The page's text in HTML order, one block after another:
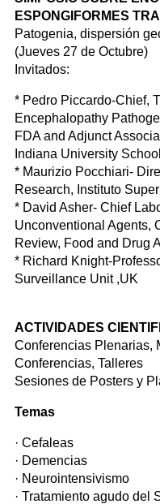
ESPONGIFORMES
Patogenia, dispersión
(Jueves 27 de Octubre)
Invitados:
* Pedro Piccardo-Chief,
Encephalopathy
FDA and Adjunct
Indiana University
* Maurizio Pocchiari-
Research, Instituto
* David Asher- Chief
Unconventional Agents,
Review, Food and Drug
* Richard Knight-
Surveillance Unit ,UK
ACTIVIDADES
Conferencias Plenarias,
Conferencias, Talleres
Sesiones de Posters y
Temas
· Cefaleas
· Demencias
· Neurointensivismo
· Tratamiento agudo del